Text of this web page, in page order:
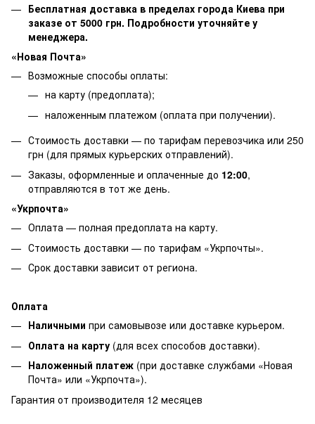
Бесплатная доставка в пределах города Киева при
заказе от 5000 грн. Подробности уточняйте у
менеджера.
«Новая Почта»
Возможные способы оплаты:
на карту (предоплата);
наложенным платежом (оплата при получении).
Стоимость доставки — по тарифам перевозчика или 250
грн (для прямых курьерских отправлений).
Заказы, оформленные и оплаченные до 12:00,
отправляются в тот же день.
«Укрпочта»
Оплата — полная предоплата на карту.
Стоимость доставки — по тарифам «Укрпочты».
Срок доставки зависит от региона.
Оплата
Наличными при самовывозе или доставке курьером.
Оплата на карту (для всех способов доставки).
Наложенный платеж (при доставке службами «Новая
Почта» или «Укрпочта»).
Гарантия от производителя 12 месяцев